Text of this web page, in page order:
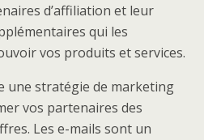
d’affiliation et leur
qui les
vos produits et services.
une stratégie de marketing
vos partenaires des
Les e-mails sont un